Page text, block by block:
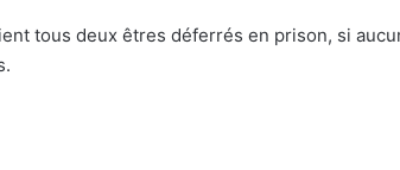
tous deux êtres déferrés en prison, si